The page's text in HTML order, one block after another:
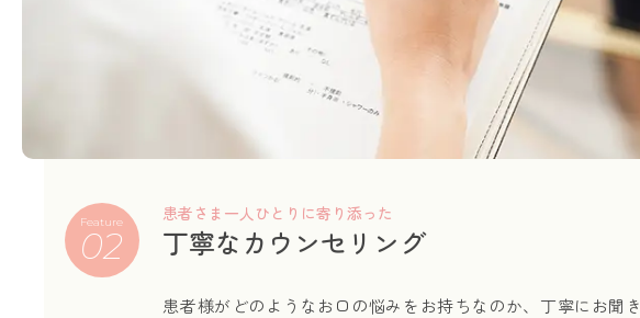
Feature
02
患者さま一人ひとりに寄り添った
丁寧なカウンセリング
患者様がどのようなお口の悩みをお持ちなのか、丁寧にお聞き